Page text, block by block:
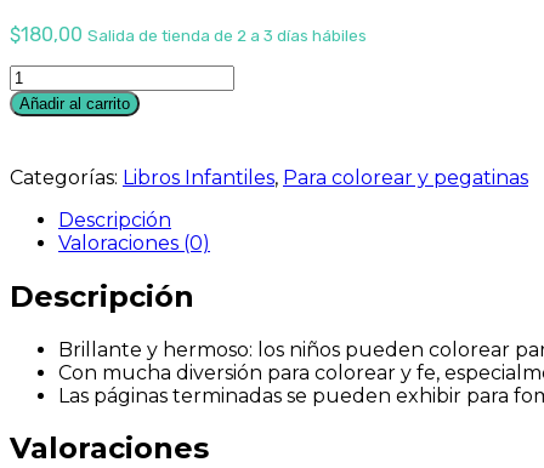
$180,00 Salida de tienda de 2 a 3 días hábiles
COLORING
BOOK
-
Beginners
Bible
cantidad
Añadir al carrito
Categorías: Libros Infantiles, Para colorear y pegatinas
Descripción
Valoraciones (0)
Descripción
Brillante y hermoso: los niños pueden colorear
Con mucha diversión para colorear y fe,
Las páginas terminadas se pueden exhibir para
Valoraciones